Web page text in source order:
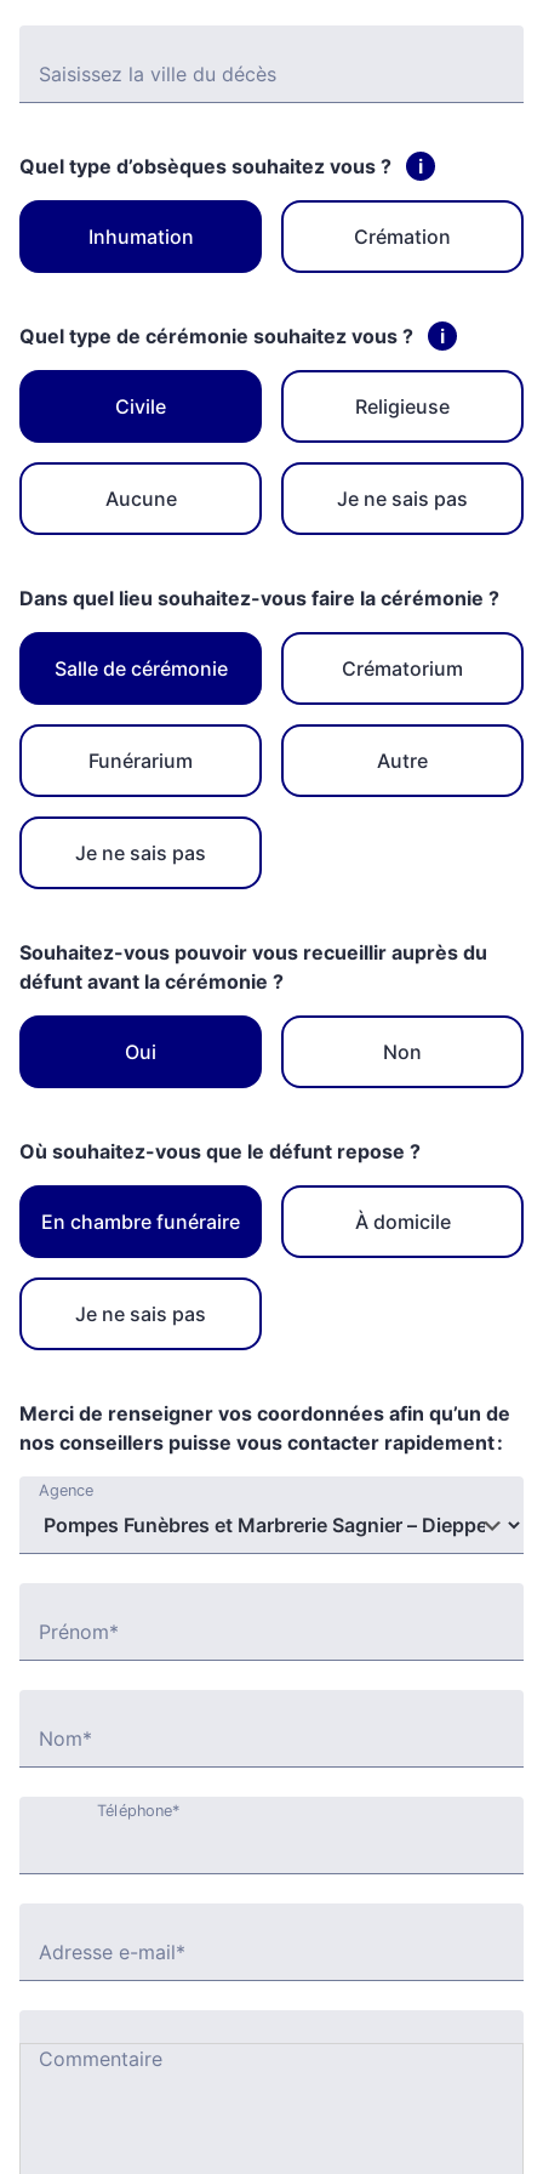
Saisissez la ville du décès
Quel type d’obsèques souhaitez vous ? i
Inhumation Crémation
Quel type de cérémonie souhaitez vous ? i
Civile Religieuse
Aucune Je ne sais pas
Dans quel lieu souhaitez-vous faire la cérémonie ?
Salle de cérémonie Crématorium
Funérarium Autre
Je ne sais pas
Souhaitez-vous pouvoir vous recueillir auprès du
défunt avant la cérémonie ?
Oui Non
Où souhaitez-vous que le défunt repose ?
En chambre funéraire À domicile
Je ne sais pas
Merci de renseigner vos coordonnées afin qu’un de
nos conseillers puisse vous contacter rapidement :
Agence
Prénom*
Nom*
Téléphone*
Adresse e-mail*
Commentaire